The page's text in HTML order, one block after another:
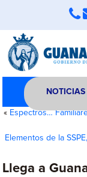
NOTICIAS
« Espectros…
Elementos de la
Llega a